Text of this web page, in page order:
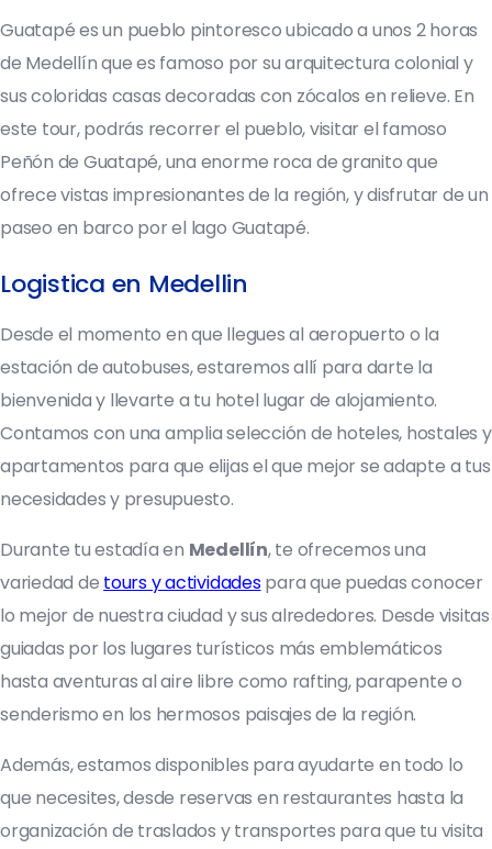
Guatapé es un pueblo pintoresco ubicado a unos 2 horas
de Medellín que es famoso por su arquitectura colonial y
sus coloridas casas decoradas con zócalos en relieve. En
este tour, podrás recorrer el pueblo, visitar el famoso
Peñón de Guatapé, una enorme roca de granito que
ofrece vistas impresionantes de la región, y disfrutar de un
paseo en barco por el lago Guatapé.
Logistica en Medellin
Desde el momento en que llegues al aeropuerto o la
estación de autobuses, estaremos allí para darte la
bienvenida y llevarte a tu hotel lugar de alojamiento.
Contamos con una amplia selección de hoteles, hostales y
apartamentos para que elijas el que mejor se adapte a tus
necesidades y presupuesto.
Durante tu estadía en Medellín, te ofrecemos una
variedad de tours y actividadespara que puedas conocer
lo mejor de nuestra ciudad y sus alrededores. Desde visitas
guiadas por los lugares turísticos más emblemáticos
hasta aventuras al aire libre como rafting, parapente o
senderismo en los hermosos paisajes de la región.
Además, estamos disponibles para ayudarte en todo lo
que necesites, desde reservas en restaurantes hasta la
organización de traslados y transportes para que tu visita